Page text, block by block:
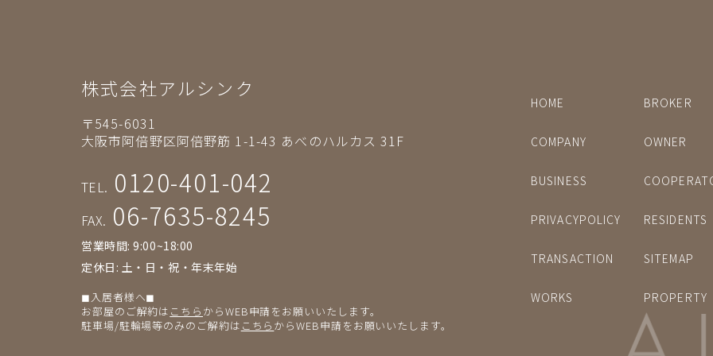
株式会社アルシンク
〒545-6031
大阪市阿倍野区阿倍野筋 1-1-43 あべのハルカス 31F
TEL. 0120-401-042
FAX. 06-7635-8245
営業時間: 9:00~18:00
定休日: 土・日・祝・年末年始
◼︎入居者様へ◼︎
お部屋のご解約は こちら からWEB申請をお願いいたします。
駐車場/駐輪場等のみのご解約は こちら からWEB申請をお願いいたします。
HOME BROKER
COMPANY OWNER
BUSINESS
PRIVACYPOLICY RESIDENTS
TRANSACTION SITEMAP
WORKS PROPERTY